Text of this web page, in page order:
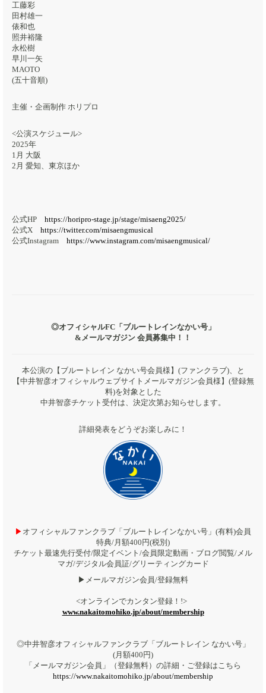
工藤彩
田村雄一
俵和也
照井裕隆
永松樹
早川一矢
MAOTO
(五十音順)
主催・企画制作 ホリプロ
<公演スケジュール>
2025年
1月 大阪
2月 愛知、東京ほか
公式HP https://horipro-stage.jp/stage/misaeng2025/
公式X https://twitter.com/misaengmusical
公式Instagram https://www.instagram.com/misaengmusical/
◎オフィシャルFC「ブルートレインなかい号」
&メールマガジン 会員募集中！！
本公演の【ブルートレイン なかい号会員様】(ファンクラブ)、と
【中井智彦オフィシャルウェブサイトメールマガジン会員様】(登録無
料)を対象とした
中井智彦チケット受付は、決定次第お知らせします。
詳細発表をどうぞお楽しみに！
▶︎ オフィシャルファンクラブ「ブルートレインなかい号」(有料)会員
特典/月額400円(税別)
チケット最速先行受付/限定イベント/会員限定動画・ブログ閲覧/メル
マガ/デジタル会員証/グリーティングカード
▶︎メールマガジン会員/登録無料
<オンラインでカンタン登録！!>
www.nakaitomohiko.jp/about/membership
◎中井智彦オフィシャルファンクラブ「ブルートレイン なかい号」
(月額400円)
「メールマガジン会員」（登録無料）の詳細・ご登録はこちら
https://www.nakaitomohiko.jp/about/membership